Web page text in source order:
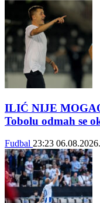
ILIĆ NIJE
Tobolu odmah se
Fudbal 23:23 06.08.2026.